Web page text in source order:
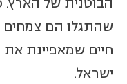
שהתגלו הם צמחים
חיים שמאפיינת
ישראל.